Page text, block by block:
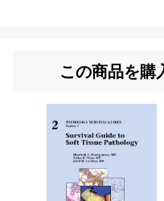
この商品を購